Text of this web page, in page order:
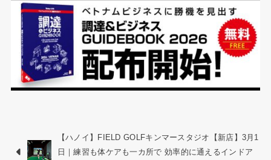
【ハノイ】FIELD GOLFキンマースタジオ【新店】3月1
日｜練習も体ケアも一カ所で 効率的に通えるインドア